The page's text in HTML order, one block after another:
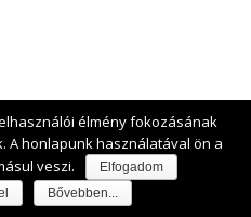
élmény fokozásának
A honlapunk használatával ön a
veszi.
Elfogadom
Bővebben...